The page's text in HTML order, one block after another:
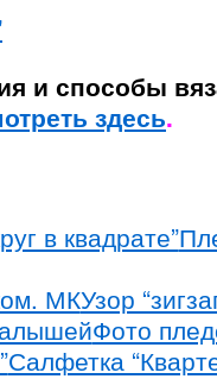
и способы
здесь.
Узор
Фото
Салфетка